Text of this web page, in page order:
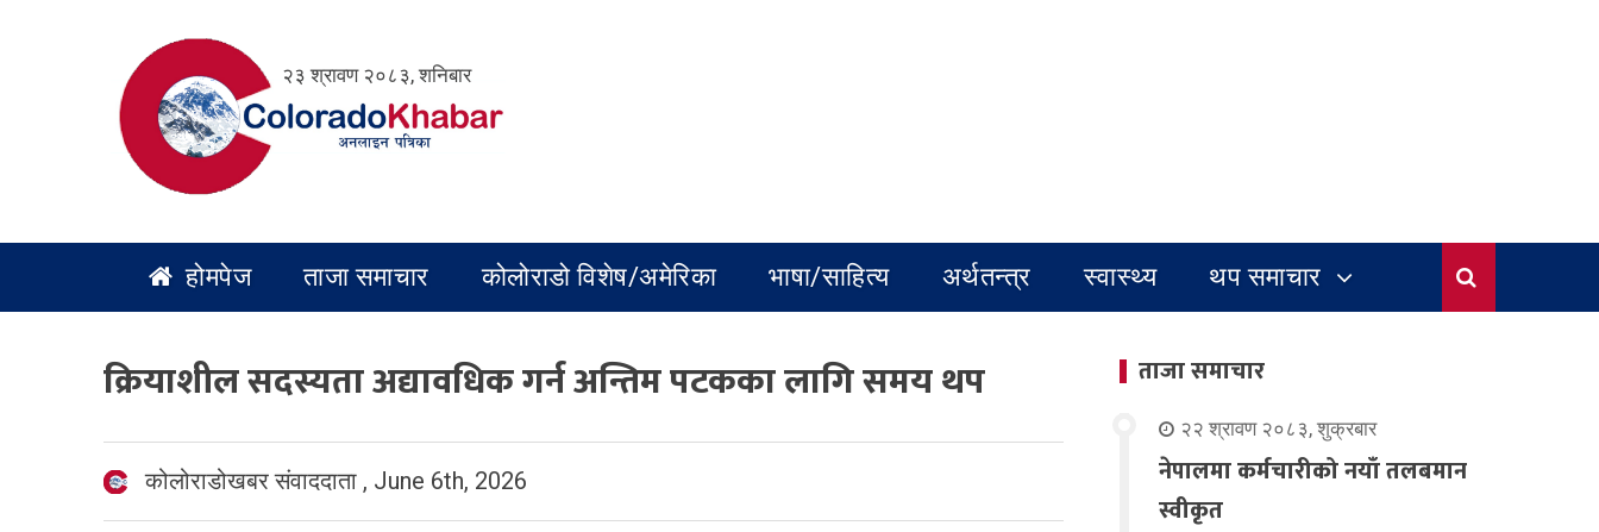
२३ श्रावण २०८३, शनिबार
होमपेज ताजा समाचार कोलोराडो विशेष/अमेरिका भाषा/साहित्य अर्थतन्त्र स्वास्थ्य थप समाचार
क्रियाशील सदस्यता अद्यावधिक गर्न अन्तिम पटकका लागि समय थप
कोलोराडोखबर संवाददाता , June 6th, 2026
ताजा समाचार
२२ श्रावण २०८३, शुक्रबार
नेपालमा कर्मचारीको नयाँ तलबमान
स्वीकृत